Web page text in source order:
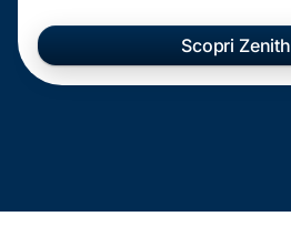
Scopri Zenith